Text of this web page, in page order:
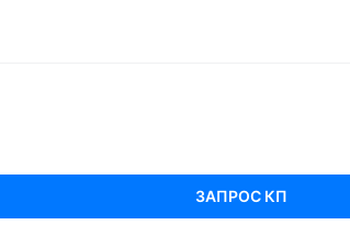
ЗАПРОС КП